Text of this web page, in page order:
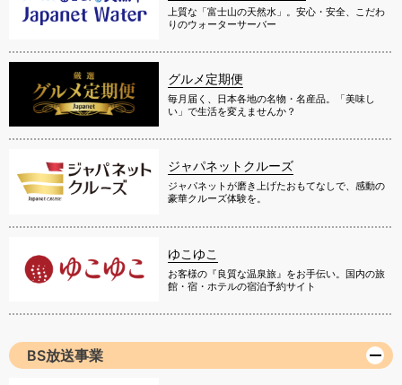
上質な「富士山の天然水」。安心・安全、こだわ
りのウォーターサーバー
グルメ定期便
毎月届く、日本各地の名物・名産品。「美味し
い」で生活を変えませんか？
ジャパネットクルーズ
ジャパネットが磨き上げたおもてなしで、感動の
豪華クルーズ体験を。
ゆこゆこ
お客様の『良質な温泉旅』をお手伝い。国内の旅
館・宿・ホテルの宿泊予約サイト
BS放送事業